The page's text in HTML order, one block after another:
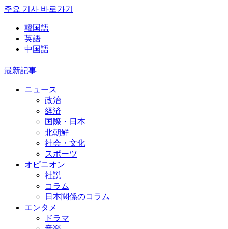
주요 기사 바로가기
韓国語
英語
中国語
最新記事
ニュース
政治
経済
国際・日本
北朝鮮
社会・文化
スポーツ
オピニオン
社説
コラム
日本関係のコラム
エンタメ
ドラマ